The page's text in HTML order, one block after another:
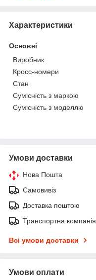
Характеристики
Основні
Виробник
Кросс-номери
Стан
Сумісність з маркою
Сумісність з моделлю
Умови доставки
Нова Пошта
Самовивіз
Доставка поштою
Транспортна компанія
Всі умови доставки
Умови оплати